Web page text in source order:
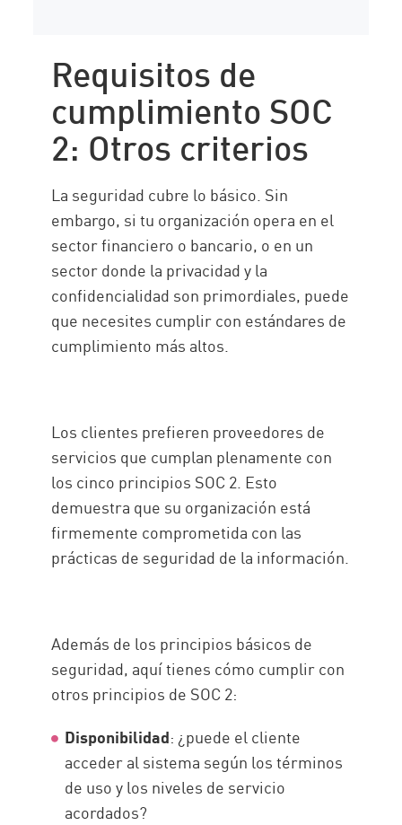
Requisitos de
cumplimiento SOC
2: Otros criterios
La seguridad cubre lo básico. Sin
embargo, si tu organización opera en el
sector financiero o bancario, o en un
sector donde la privacidad y la
confidencialidad son primordiales, puede
que necesites cumplir con estándares de
cumplimiento más altos.
Los clientes prefieren proveedores de
servicios que cumplan plenamente con
los cinco principios SOC 2. Esto
demuestra que su organización está
firmemente comprometida con las
prácticas de seguridad de la información.
Además de los principios básicos de
seguridad, aquí tienes cómo cumplir con
otros principios de SOC 2:
Disponibilidad: ¿puede el cliente
acceder al sistema según los términos
de uso y los niveles de servicio
acordados?